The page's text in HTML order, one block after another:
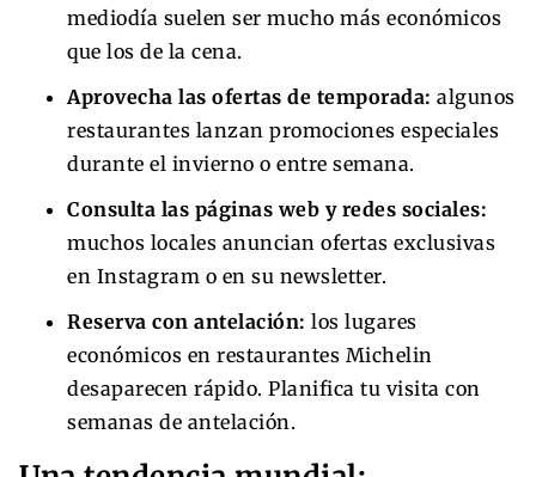
mediodía suelen ser mucho más económicos
que los de la cena.
Aprovecha las ofertas de temporada: algunos
restaurantes lanzan promociones especiales
durante el invierno o entre semana.
Consulta las páginas web y redes sociales:
muchos locales anuncian ofertas exclusivas
en Instagram o en su newsletter.
Reserva con antelación: los lugares
económicos en restaurantes Michelin
desaparecen rápido. Planifica tu visita con
semanas de antelación.